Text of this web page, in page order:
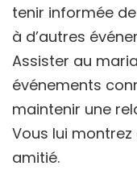
tenir informée
à d’autres
Assister au
événements
maintenir une
Vous lui
amitié.